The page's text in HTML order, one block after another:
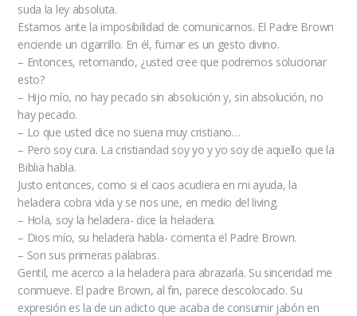
suda la ley absoluta.
Estamos ante la imposibilidad de comunicarnos. El Padre Brown
enciende un cigarrillo. En él, fumar es un gesto divino.
– Entonces, retomando, ¿usted cree que podremos solucionar
esto?
– Hijo mío, no hay pecado sin absolución y, sin absolución, no
hay pecado.
– Lo que usted dice no suena muy cristiano…
– Pero soy cura. La cristiandad soy yo y yo soy de aquello que la
Biblia habla.
Justo entonces, como si el caos acudiera en mi ayuda, la
heladera cobra vida y se nos une, en medio del living.
– Hola, soy la heladera- dice la heladera.
– Dios mío, su heladera habla- comenta el Padre Brown.
– Son sus primeras palabras.
Gentil, me acerco a la heladera para abrazarla. Su sinceridad me
conmueve. El padre Brown, al fin, parece descolocado. Su
expresión es la de un adicto que acaba de consumir jabón en